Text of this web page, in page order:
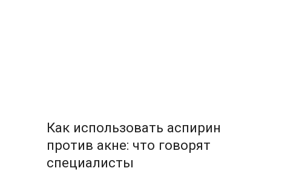
Как использовать аспирин
против акне: что говорят
специалисты